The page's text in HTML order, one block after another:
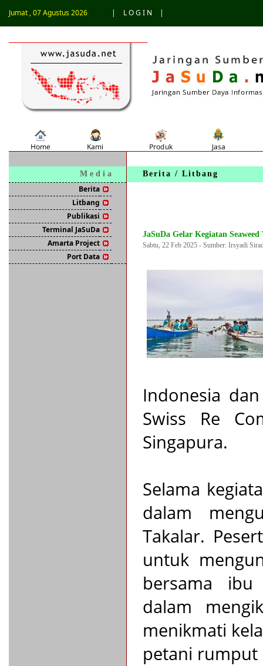
Jumat , 07 Agustus 2026 | L O G I N |
M e d i a
Berita
Litbang
Publikasi
Terminal JaSuDa
Amarta Project
Port Data
Berita / Litbang
JaSuDa Gelar Kegiatan
Sabtu, 22 Feb 2025 - Sumber: Irsyadi
Indonesia
Swiss Re
Singapura.
Selama
dalam
Takalar.
untuk
bersama ibu
dalam
menikmati
petani rumput